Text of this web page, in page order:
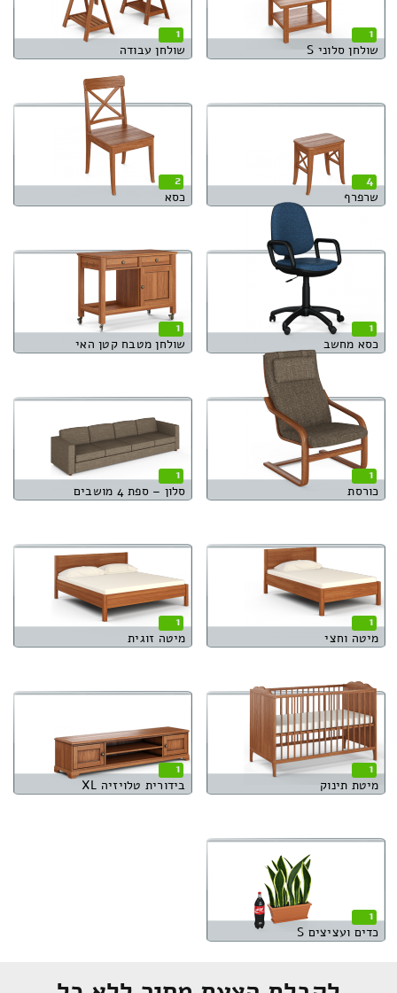
1
שולחן סלוני S
1
שולחן עבודה
4
שרפרף
2
כסא
1
כסא מחשב
1
שולחן מטבח קטן האי
1
כורסת
1
סלון – ספת 4 מושבים
1
מיטה וחצי
1
מיטה זוגית
1
מיטת תינוק
1
בידורית טלויזיה XL
1
כדים ועציצים S